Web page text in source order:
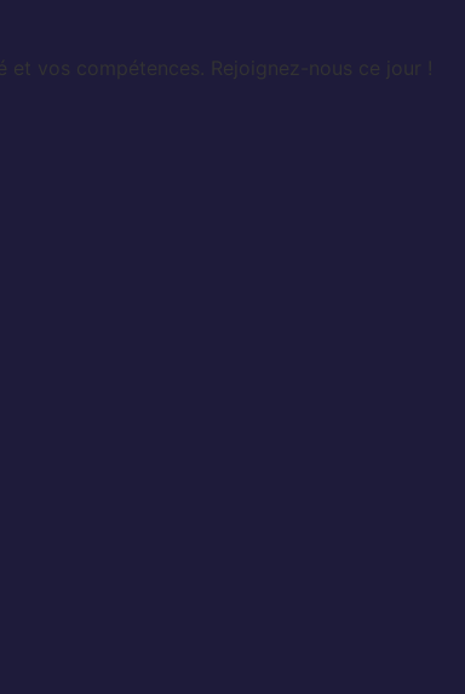
vos compétences. Rejoignez-nous ce jour !